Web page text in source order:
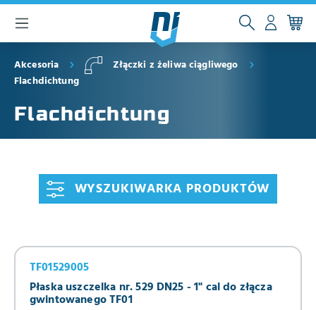
zawartości
Akcesoria
Złączki z żeliwa ciągliwego
Flachdichtung
Flachdichtung
WYSZUKIWARKA PRODUKTÓW
Płaska uszczelka nr. 529 DN25 - 1" cal do złącza
gwintowanego TF01
TF01529005